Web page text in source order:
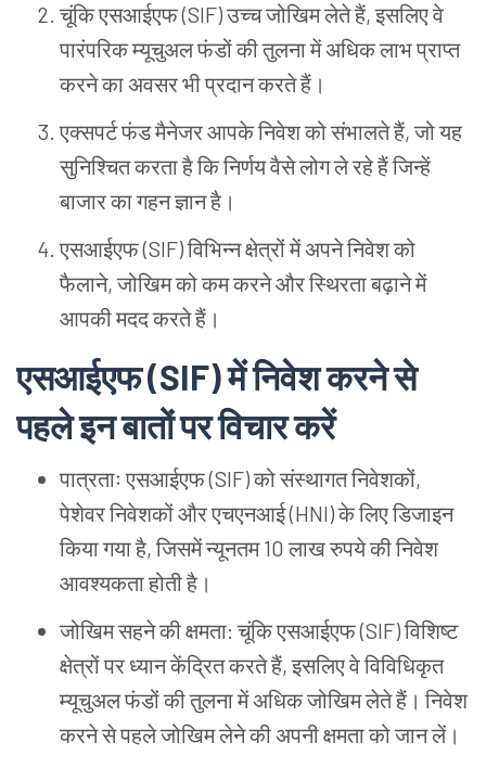
चूंकिएसआईएफ (SIF) उच्चजोखिमलेतेहैं, इसलिएवे
पारंपरिकम्यूचुअलफंडोंकीतुलनामेंअधिकलाभप्राप्त
करनेकाअवसरभीप्रदानकरतेहैं।
एक्सपर्टफंडमैनेजरआपकेनिवेशकोसंभालतेहैं, जोयह
सुनिश्चितकरताहैकिनिर्णयवैसेलोगलेरहेहैंजिन्हें
बाजारकागहनज्ञानहै।
एसआईएफ (SIF) विभिन्नक्षेत्रोंमेंअपनेनिवेशको
फैलाने, जोखिमकोकमकरनेऔरस्थिरताबढ़ानेमें
आपकीमददकरतेहैं।
एसआईएफ (SIF) मेंनिवेशकरनेसे
पहलेइनबातोंपरविचारकरें
पात्रताः एसआईएफ (SIF) कोसंस्थागतनिवेशकों,
पेशेवरनिवेशकोंऔरएचएनआई (HNI) केलिएडिजाइन
कियागयाहै, जिसमेंन्यूनतम 10 लाखरुपयेकीनिवेश
आवश्यकताहोतीहै।
जोखिमसहनेकीक्षमता: चूंकिएसआईएफ (SIF) विशिष्ट
क्षेत्रोंपरध्यानकेंद्रितकरतेहैं, इसलिएवेविविधिकृत
म्यूचुअलफंडोंकीतुलनामेंअधिकजोखिमलेतेहैं। निवेश
करनेसेपहलेजोखिमलेनेकीअपनीक्षमताकोजानलें।